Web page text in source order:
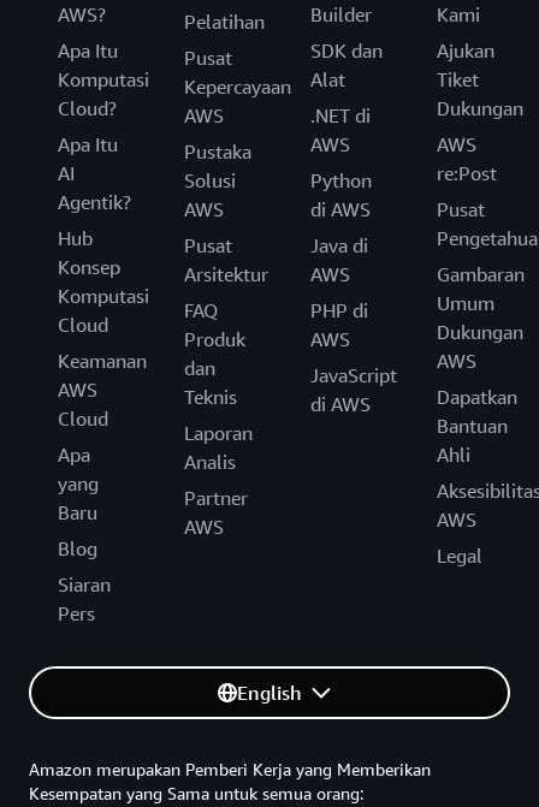
AWS?
Apa Itu
Komputasi
Cloud?
Apa Itu
AI
Agentik?
Hub
Konsep
Komputasi
Cloud
Keamanan
AWS
Cloud
Apa
yang
Baru
Blog
Siaran
Pers
Pelatihan
Pusat
Kepercayaan
AWS
Pustaka
Solusi
AWS
Pusat
Arsitektur
FAQ
Produk
dan
Teknis
Laporan
Analis
Partner
AWS
Builder
SDK dan
Alat
.NET di
AWS
Python
di AWS
Java di
AWS
PHP di
AWS
JavaScript
di AWS
Kami
Ajukan
Tiket
Dukungan
AWS
re:Post
Pusat
Gambaran
Umum
Dukungan
AWS
Dapatkan
Bantuan
Ahli
AWS
Legal
English
Amazon merupakan Pemberi Kerja yang Memberikan
Kesempatan yang Sama untuk semua orang: